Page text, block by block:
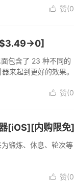
 赞(0
包含了 23 种不同的
来起到更好的效果。
 赞(0
[iOS][内购限免]
锻炼、休息、轮次等
 赞(0